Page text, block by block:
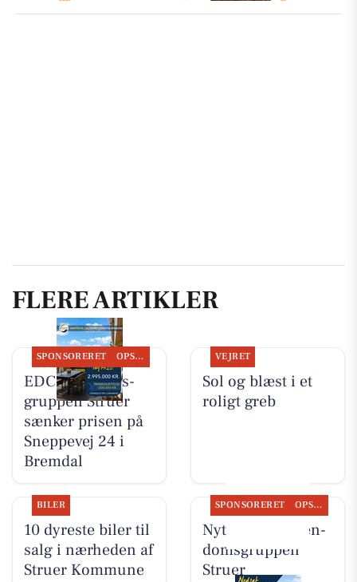
FLERE ARTIKLER
SPONSORERET OPSLAGSTAVLEN
EDC Ejen­doms­
grup­pen Struer
sænker prisen på
Sneppevej 24 i
Bremdal
VEJRET
Sol og blæst i et
roligt greb
BILER
10 dyreste biler til
salg i nærheden af
Struer Kommune
SPONSORERET OPSLAGSTAVLEN
Nyt fra EDC Ejen­
doms­grup­pen
Struer